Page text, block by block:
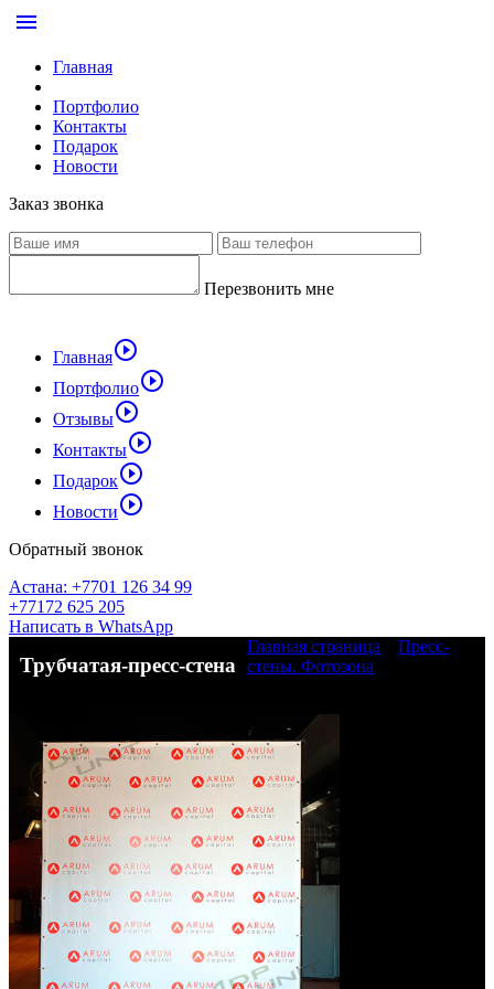
menu
Главная
Портфолио
Контакты
Подарок
Новости
Заказ звонка
Перезвонить мне
Главнаяplay_circle_outline
Портфолиоplay_circle_outline
Отзывыplay_circle_outline
Контактыplay_circle_outline
Подарокplay_circle_outline
Новостиplay_circle_outline
Обратный звонок
Астана: +7701 126 34 99
+77172 625 205
Написать в WhatsApp
Трубчатая-пресс-стена
Главная страница
Пресс-
стены. Фотозона